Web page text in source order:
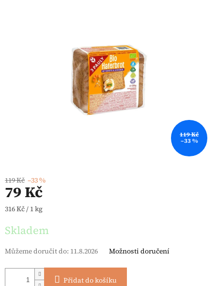
119 Kč
–33 %
119 Kč –33 %
79 Kč
Měrná cena:
316 Kč / 1 kg
Skladem
Můžeme doručit do: 11.8.2026 Možnosti doručení
Přidat do košíku